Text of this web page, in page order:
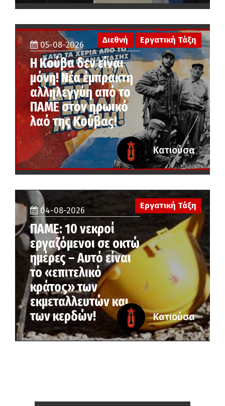
05-08-2026
Η Κούβα δεν είναι
μόνη! Νέα έμπρακτη
αλληλεγγύη από το
ΠΑΜΕ στον ηρωικό
λαό της Κούβας!
Διεθνή Εργατική Τάξη
Κατιούσα
04-08-2026
ΠΑΜΕ: 10 νεκροί
εργαζόμενοι σε οκτώ
ημέρες – Αυτό είναι
το «επιτελικό
κράτος» των
εκμεταλλευτών και
των κερδών!
Εργατική Τάξη
Κατιούσα